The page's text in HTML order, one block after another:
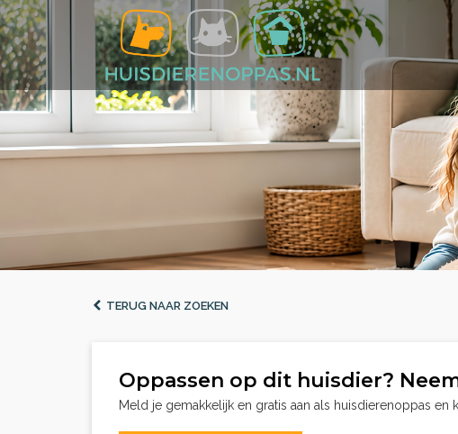
TERUG NAAR ZOEKEN
Oppassen op dit huisdier?
Meld je gemakkelijk en gratis aan als huisdierenoppas en